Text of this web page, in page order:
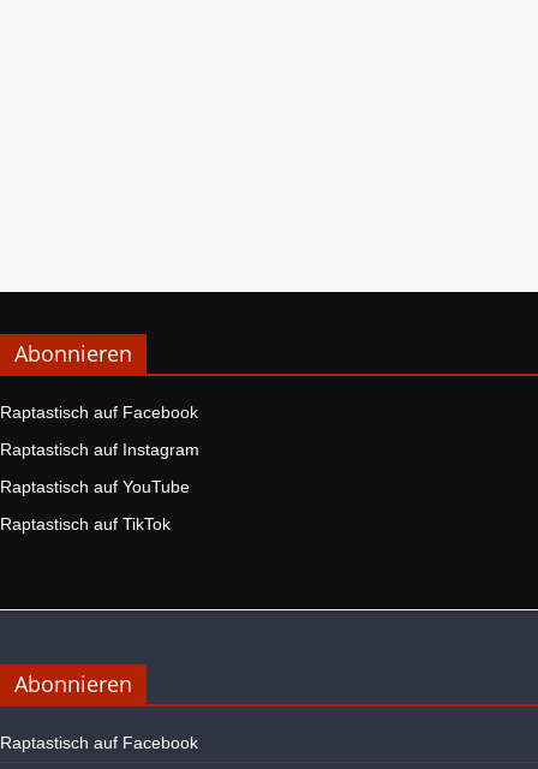
Abonnieren
Raptastisch auf Facebook
Raptastisch auf Instagram
Raptastisch auf YouTube
Raptastisch auf TikTok
Abonnieren
Raptastisch auf Facebook